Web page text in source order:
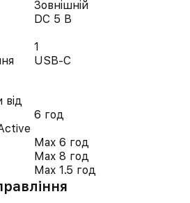
Зовнішній
DC 5 В
1
USB-C
від
6 год
Max 6 год
Max 8 год
Max 1.5 год